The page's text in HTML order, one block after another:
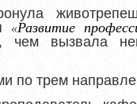
«Развитие
, чем вызвала
по трем